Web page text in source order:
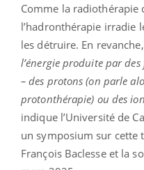
Comme la radiothérapie
l’hadronthérapie irradie
les détruire. En
l’énergie produite par
– des protons (on parle
protonthérapie) ou des
indique l’Université de
un symposium sur cette
François Baclesse et la